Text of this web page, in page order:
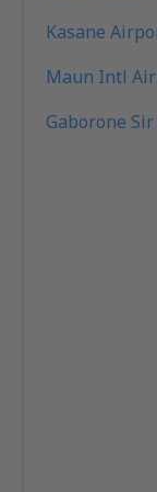
Kasane
Maun Intl
Gaborone